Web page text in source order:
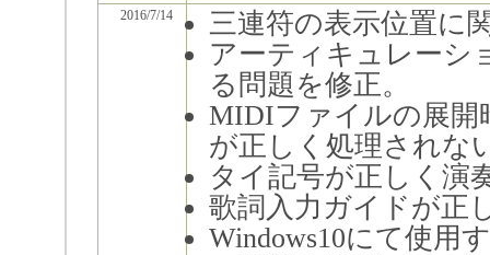
2016/7/14
三連符の表示位置に
アーティキュレーシ
る問題を修正。
MIDIファイルの展開
が正しく処理されな
タイ記号が正しく演
歌詞入力ガイドが正
Windows10にて使用